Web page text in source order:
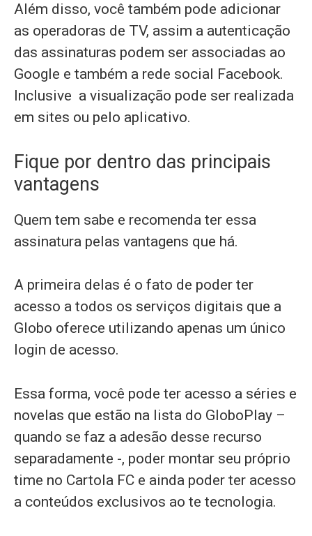
Além disso, você também pode adicionar
as operadoras de TV, assim a autenticação
das assinaturas podem ser associadas ao
Google e também a rede social Facebook.
Inclusive a visualização pode ser realizada
em sites ou pelo aplicativo.
Fique por dentro das principais
vantagens
Quem tem sabe e recomenda ter essa
assinatura pelas vantagens que há.
A primeira delas é o fato de poder ter
acesso a todos os serviços digitais que a
Globo oferece utilizando apenas um único
login de acesso.
Essa forma, você pode ter acesso a séries e
novelas que estão na lista do GloboPlay –
quando se faz a adesão desse recurso
separadamente -, poder montar seu próprio
time no Cartola FC e ainda poder ter acesso
a conteúdos exclusivos ao te tecnologia.